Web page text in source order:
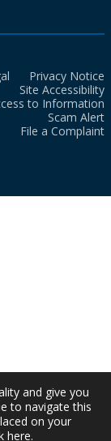
Privacy Notice
Site Accessibility
to Information
Scam Alert
File a Complaint
and give you
to navigate this
on your
here.